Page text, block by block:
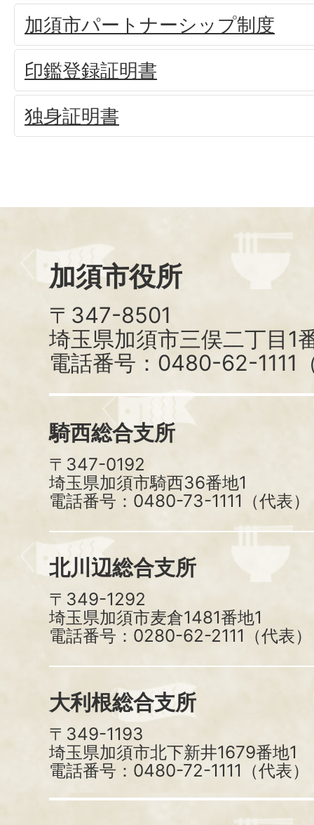
加須市パートナーシップ制度
印鑑登録証明書
独身証明書
加須市役所
〒347-8501
埼玉県加須市三俣二丁目1
電話番号：0480-62-1111
騎西総合支所
〒347-0192
埼玉県加須市騎西36番地1
電話番号：0480-73-1111（代表）
北川辺総合支所
〒349-1292
埼玉県加須市麦倉1481番地1
電話番号：0280-62-2111（代表）
大利根総合支所
〒349-1193
埼玉県加須市北下新井1679番地1
電話番号：0480-72-1111（代表）